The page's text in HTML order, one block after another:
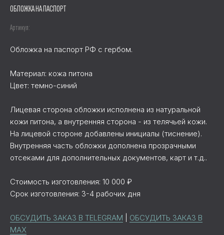
ОБЛОЖКА НА ПАСПОРТ
Артикул:
Обложка на паспорт РФ с гербом.
Материал: кожа питона
Цвет: темно-синий
Лицевая сторона обложки исполнена из натуральной
кожи питона, а внутренняя сторона - из телячьей кожи.
На лицевой стороне добавлены инициалы (тиснение).
Внутренняя часть обложки дополнена прозрачными
отсеками для дополнительных документов, карт и т.д..
Стоимость изготовления: 10 000 ₽
Срок изготовления: 3-4 рабочих дня
ОБСУДИТЬ ЗАКАЗ В TELEGRAM
ОБСУДИТЬ ЗАКАЗ В
MAX